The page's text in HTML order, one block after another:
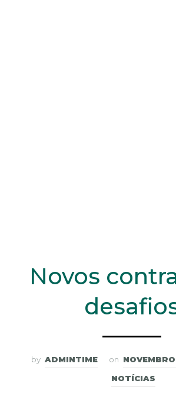
Novos
by ADMINTIME on
NOTÍCIAS